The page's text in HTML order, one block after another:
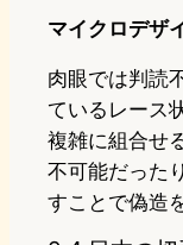
マイクロデザ
肉眼では判読
ているレース
複雑に組合せ
不可能だった
すことで偽造